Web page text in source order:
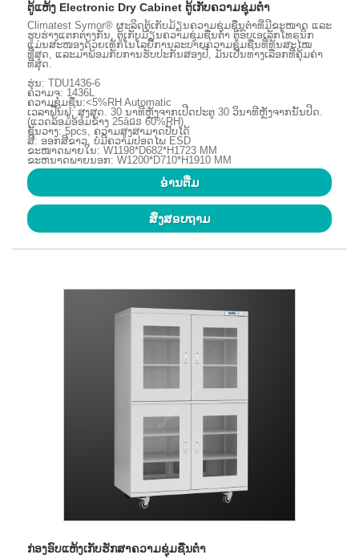
ຕູ້ແຫ້ງ Electronic Dry Cabinet ຕູ້ເກັບຄວາມຊຸ່ມຕ່ໍາ
Climatest Symor® ຜະລິດຕູ້ເກັບມ້ຽນຄວາມຊຸ່ມຊື່ນຕໍ່າທີ່ມີຂະໜາດ ແລະ
ຮູບຮ່າງແຕກຕ່າງກັນ, ຕູ້ເກັບມ້ຽນຄວາມຊຸ່ມຊື່ນຕ່ຳ ຕູ້ອົບເອເລັກໂທຣນິກ
ແມ່ນສະໜອງດ້ວຍເທັກໂນໂລຍີການລະບາຍຄວາມຊຸ່ມຊື່ນທີ່ທັນສະໄໝ
ທີ່ສຸດ, ແລະມາພ້ອມກັບການຮັບປະກັນສອງປີ, ມັນເປັນທາງເລືອກທີ່ຄຸ້ມຄ່າ
ທີ່ສຸດ.
ຮຸ່ນ: TDU1436-6
ຄວາມຈຸ: 1436L
ຄວາມຊຸ່ມຊື່ນ:<5%RH Automatic
ເວລາຟື້ນຟູ: ສູງສຸດ. 30 ນາທີຫຼັງຈາກເປີດປະຕູ 30 ວິນາທີຫຼັງຈາກນັ້ນປິດ.
(ແວດລ້ອມອ້ອມຂ້າງ 25âជន​ 60%RH)
ຊັ້ນວາງ: 5pcs, ຄວາມສູງສາມາດປັບໄດ້
ສີ: ອອກສີຂາວ, ບໍ່ມີຄວາມປອດໄພ ESD
ຂະໜາດພາຍໃນ: W1198*D682*H1723 MM
ຂະຫນາດພາຍນອກ: W1200*D710*H1910 MM
ອ່ານ​ຕື່ມ
ສົ່ງສອບຖາມ
ກ່ອງອົບແຫ້ງເກັບຮັກສາຄວາມຊຸ່ມຊື່ນຕ່ໍາ